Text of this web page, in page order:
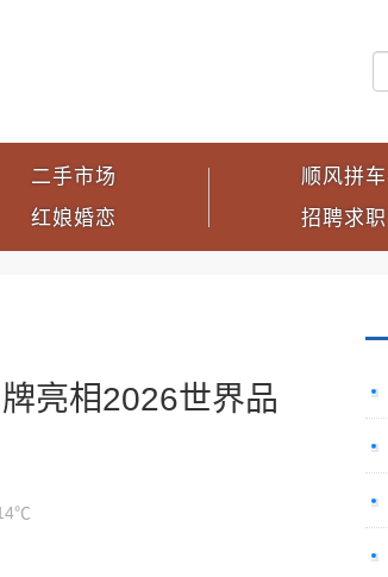
二手市场
红娘婚恋
顺风拼车
招聘求职
亮相2026世界品